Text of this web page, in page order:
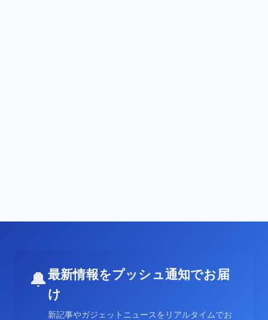
🔔最新情報をプッシュ通知でお届
け
新記事やガジェットニュースをリアルタイムでお